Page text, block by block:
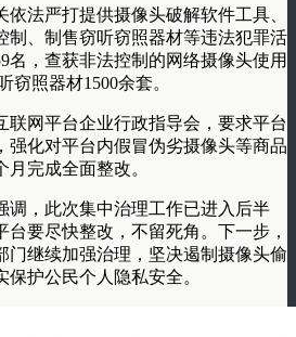
法严打提供摄像头破解软件工具、
制、制售窃听窃照器材等违法犯罪活
名，查获非法控制的网络摄像头使用
窃照器材1500余套。
联网平台企业行政指导会，要求平台
强化对平台内假冒伪劣摄像头等商品
完成全面整改。
调，此次集中治理工作已进入后半
要尽快整改，不留死角。下一步，
门继续加强治理，坚决遏制摄像头偷
护公民个人隐私安全。